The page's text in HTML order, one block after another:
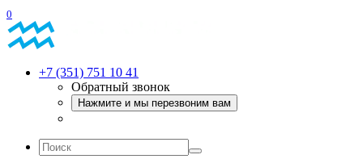
0
+7 (351) 751 10 41
Обратный звонок
Нажмите и мы перезвоним вам